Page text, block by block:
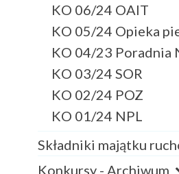
KO 06/24 OAIT
KO 05/24 Opieka
KO 04/23 Poradnia
KO 03/24 SOR
KO 02/24 POZ
KO 01/24 NPL
Składniki majątku
Konkursy - Archiwum